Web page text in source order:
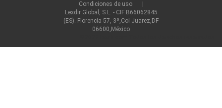
Condiciones de uso
Lexdir Global, S.L. - CIF B66062845
(ES). Florencia 57, 3º,Col Juarez,DF
06600,México